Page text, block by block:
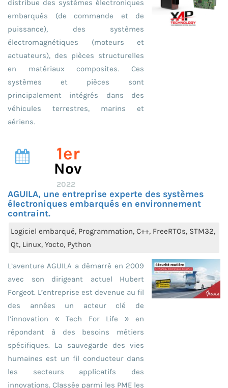
distribue des systèmes électroniques
embarqués (de commande et de
puissance), des systèmes
électromagnétiques (moteurs et
actuateurs), des pièces structurelles
en matériaux composites. Ces
systèmes et pièces sont
principalement intégrés dans des
véhicules terrestres, marins et
aériens.
1er
Nov
2022
AGUILA, une entreprise experte des systèmes
électroniques embarqués en environnement
contraint.
Logiciel embarqué, Programmation, C++, FreeRTOs, STM32,
Qt, Linux, Yocto, Python
L’aventure AGUILA a démarré en 2009
avec son dirigeant actuel Hubert
Forgeot. L’entreprise est devenue au fil
des années un acteur clé de
l’innovation « Tech For Life » en
répondant à des besoins métiers
spécifiques. La sauvegarde des vies
humaines est un fil conducteur dans
les secteurs applicatifs des
innovations. Classée parmi les PME les